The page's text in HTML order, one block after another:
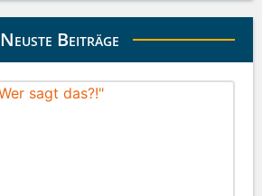
Neuste Beiträge